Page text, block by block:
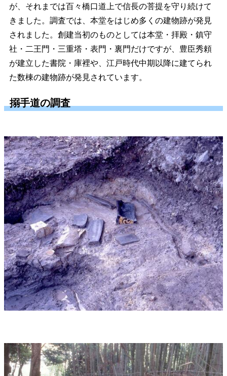
が、それまでは百々橋口道上で信長の菩提を守り続けて
きました。調査では、本堂をはじめ多くの建物跡が発見
されました。創建当初のものとしては本堂・拝殿・鎮守
社・二王門・三重塔・表門・裏門だけですが、豊臣秀頼
が建立した書院・庫裡や、江戸時代中期以降に建てられ
た数棟の建物跡が発見されています。
搦手道の調査